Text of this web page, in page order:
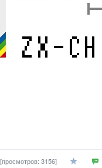
[просмотров: 3156]